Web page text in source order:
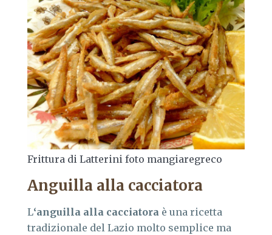
Frittura di Latterini foto mangiaregreco
Anguilla alla cacciatora
L‘anguilla alla cacciatora è una ricetta
tradizionale del Lazio molto semplice ma